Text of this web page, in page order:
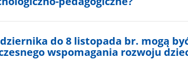
do 8 listopada br. mogą
wspomagania rozwoju